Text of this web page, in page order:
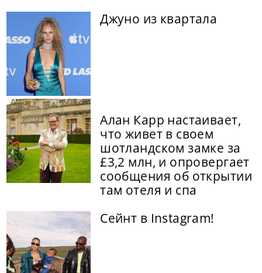
Джуно из квартала
Алан Карр настаивает,
что живет в своем
шотландском замке за
£3,2 млн, и опровергает
сообщения об открытии
там отеля и спа
Сейнт в Instagram!